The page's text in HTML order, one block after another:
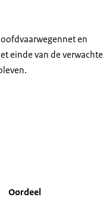
en
einde van de verwachte
Oordeel